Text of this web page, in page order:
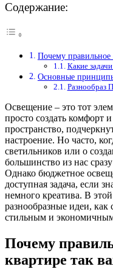
Содержание:
Почему правильное
Какие
Основные
Разнообраз
Освещение – это тот
просто создать комфорт
пространство,
настроение. Но часто,
светильников или о
большинство из нас
Однако бюджетное
доступная задача, если
немного креатива. В
разнообразные идеи, как
стильным и
Почему
квартире так